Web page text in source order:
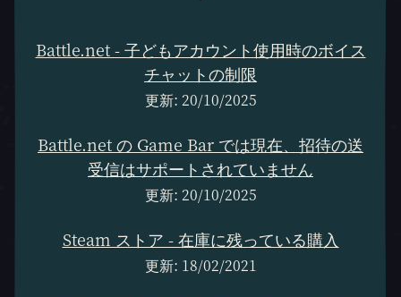
Battle.net - 子どもアカウント使用時のボイス
チャットの制限
更新: 20/10/2025
Battle.net の Game Bar では現在、招待の送
受信はサポートされていません
更新: 20/10/2025
Steam ストア - 在庫に残っている購入
更新: 18/02/2021